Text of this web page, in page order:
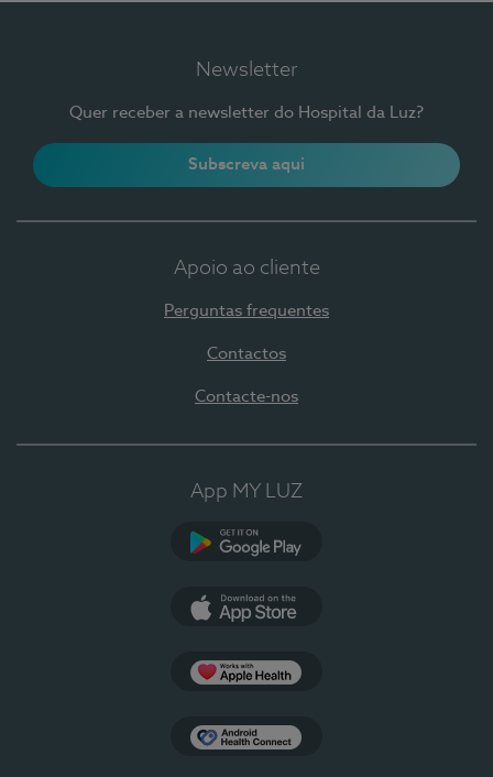
Newsletter
Quer receber a newsletter do Hospital da Luz?
Subscreva aqui
Apoio ao cliente
Perguntas frequentes
Contactos
Contacte-nos
App MY LUZ